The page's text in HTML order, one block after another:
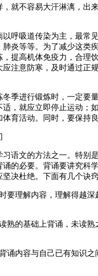
，就不容易大汗淋漓，出
以呼吸道传染为主，最常
肺炎等等。为了减少这类
，提高机体免疫力，合理
应注意防寒，及时通过正
冬季进行锻炼时，一定要
适，就应立即停止运动；
体育活动。同时，要保持
习语文的方法之一。特别
诵的必要。背诵要讲究科
决杜绝。下面有几个诀
时要理解内容，理解得越
读熟的基础上背诵，未读
诵内容与自己已有知识